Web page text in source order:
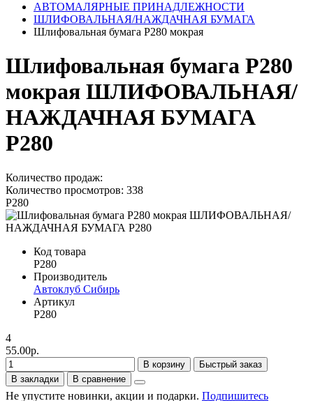
АВТОМАЛЯРНЫЕ ПРИНАДЛЕЖНОСТИ
ШЛИФОВАЛЬНАЯ/НАЖДАЧНАЯ БУМАГА
Шлифовальная бумага P280 мокрая
Шлифовальная бумага P280
мокрая ШЛИФОВАЛЬНАЯ/
НАЖДАЧНАЯ БУМАГА
P280
Количество продаж:
Количество просмотров: 338
P280
Код товара
P280
Производитель
Автоклуб Сибирь
Артикул
P280
4
55.00р.
В корзину
Быстрый заказ
В закладки
В сравнение
Не упустите новинки, акции и подарки. Подпишитесь